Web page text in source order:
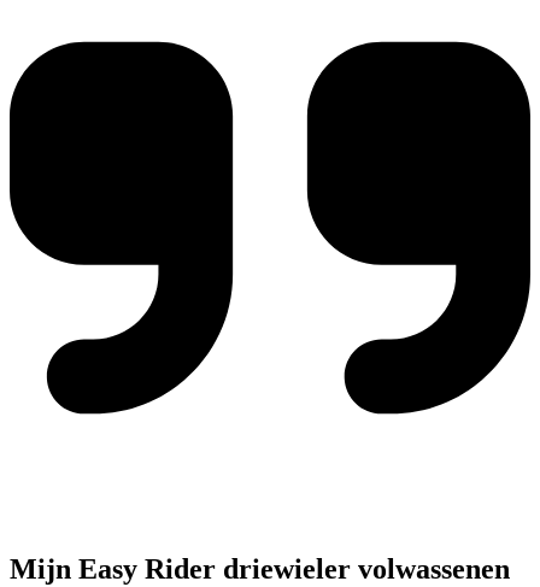
Mijn Easy Rider driewieler volwassenen